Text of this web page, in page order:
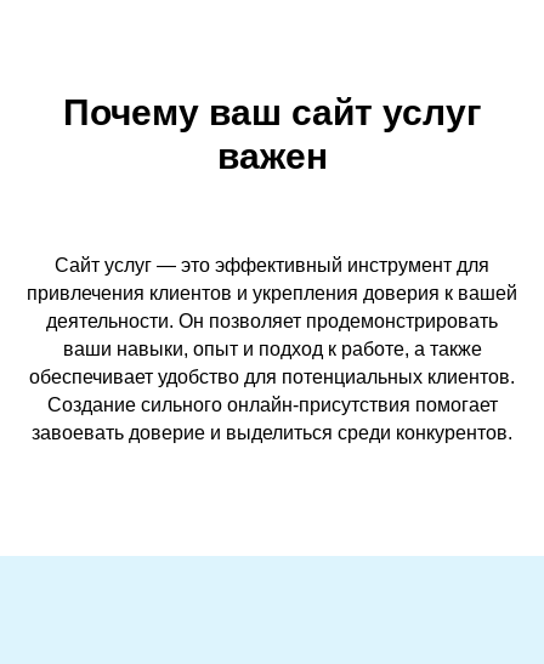
Почему ваш сайт услуг
важен
Сайт услуг — это эффективный инструмент для
привлечения клиентов и укрепления доверия к вашей
деятельности. Он позволяет продемонстрировать
ваши навыки, опыт и подход к работе, а также
обеспечивает удобство для потенциальных клиентов.
Создание сильного онлайн-присутствия помогает
завоевать доверие и выделиться среди конкурентов.